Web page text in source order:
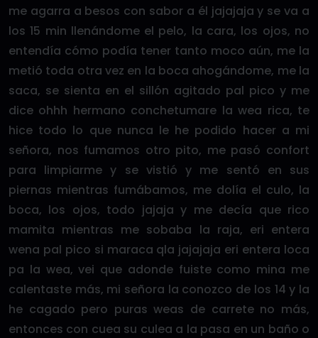
me agarra a besos con sabor a él jajajaja y se va a
los 15 min llenándome el pelo, la cara, los ojos, no
entendía cómo podía tener tanto moco aún, me la
metió toda otra vez en la boca ahogándome, me la
saca, se sienta en el sillón agitado pal pico y me
dice ohhh hermano conchetumare la wea rica, te
hice todo lo que nunca le he podido hacer a mi
señora, nos fumamos otro pito, me pasó confort
para limpiarme y se vistió y me sentó en sus
piernas mientras fumábamos, me dolía el culo, la
boca, los ojos, todo jajaja y me decía que rico
mamita mientras me sobaba la raja, eri entera
wena pal pico si maraca qla jajajaja eri entera loca
pa la wea, vei que adonde fuiste como mina me
calentaste más, mi señora la conozco de los 14 y la
he cagado pero puras weas de carrete no más,
entonces con cuea su culea a la pasa en un baño o